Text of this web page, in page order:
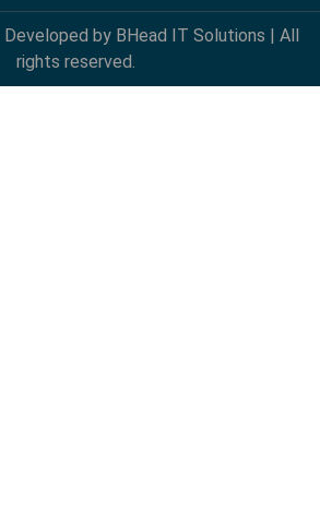
by BHead IT Solutions | All
rights reserved.